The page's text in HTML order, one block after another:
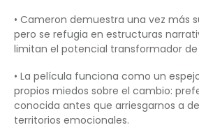
• Cameron demuestra una vez más
pero se refugia en estructuras
limitan el potencial transformador de
• La película funciona como un
propios miedos sobre el cambio:
conocida antes que arriesgarnos a
territorios emocionales.